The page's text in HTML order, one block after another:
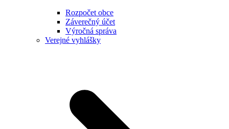
Rozpočet obce
Záverečný účet
Výročná správa
Verejné vyhlášky